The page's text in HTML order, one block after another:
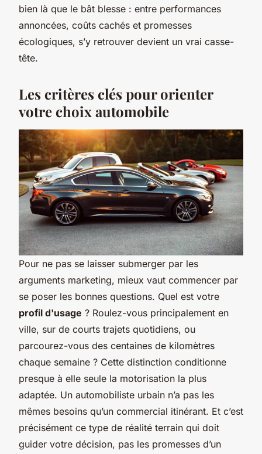
bien là que le bât blesse : entre performances
annoncées, coûts cachés et promesses
écologiques, s’y retrouver devient un vrai casse-
tête.
Les critères clés pour orienter
votre choix automobile
Pour ne pas se laisser submerger par les
arguments marketing, mieux vaut commencer par
se poser les bonnes questions. Quel est votre
profil d'usage ? Roulez-vous principalement en
ville, sur de courts trajets quotidiens, ou
parcourez-vous des centaines de kilomètres
chaque semaine ? Cette distinction conditionne
presque à elle seule la motorisation la plus
adaptée. Un automobiliste urbain n’a pas les
mêmes besoins qu’un commercial itinérant. Et c’est
précisément ce type de réalité terrain qui doit
guider votre décision, pas les promesses d’un